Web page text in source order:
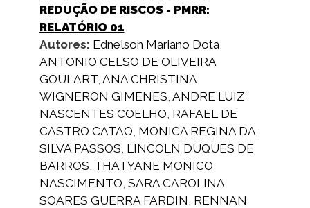
REDUÇÃO DE RISCOS - PMRR:
RELATÓRIO 01
Autores: Ednelson Mariano Dota,
ANTONIO CELSO DE OLIVEIRA
GOULART, ANA CHRISTINA
WIGNERON GIMENES ANDRE LUIZ
NASCENTES COELHO RAFAEL DE
CASTRO CATAO MONICA REGINA DA
SILVA PASSOS LINCOLN DUQUES DE
BARROS THATYANE MONICO
NASCIMENTO SARA CAROLINA
SOARES GUERRA FARDIN RENNAN